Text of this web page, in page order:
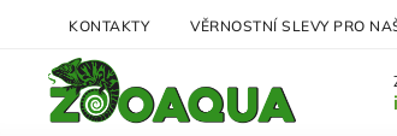
KONTAKTY VĚRNOSTNÍ SLEVY PRO